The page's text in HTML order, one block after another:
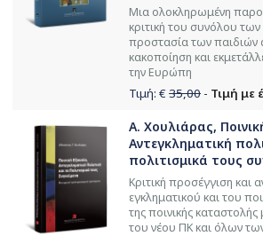
Μια ολοκληρωμένη
κριτική του συνόλου
προστασία των παιδιών
κακοποίηση και
την Ευρώπη
Τιμή: € 35,00 - Τιμή με
Α. Χουλιάρας,
Αντεγκληματική
πολιτισμικά τους
Κριτική προσέγγιση και
εγκληματικού και του
της ποινικής
του νέου ΠΚ και όλων